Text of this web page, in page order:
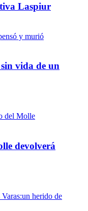
Laspiur
vida de un
devolverá